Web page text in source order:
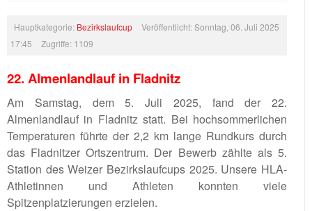
Hauptkategorie: Bezirkslaufcup
Veröffentlicht: Sonntag, 06. Juli 2025
17:45
Zugriffe: 1109
22. Almenlandlauf in Fladnitz
Am Samstag, dem 5. Juli 2025, fand der 22.
Almenlandlauf in Fladnitz statt. Bei hochsommerlichen
Temperaturen führte der 2,2 km lange Rundkurs durch
das Fladnitzer Ortszentrum. Der Bewerb zählte als 5.
Station des Weizer Bezirkslaufcups 2025. Unsere HLA-
Athletinnen und Athleten konnten viele
Spitzenplatzierungen erzielen.
Bilder
Termine